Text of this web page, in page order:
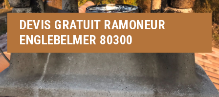
DEVIS GRATUIT RAMONEUR
ENGLEBELMER 80300